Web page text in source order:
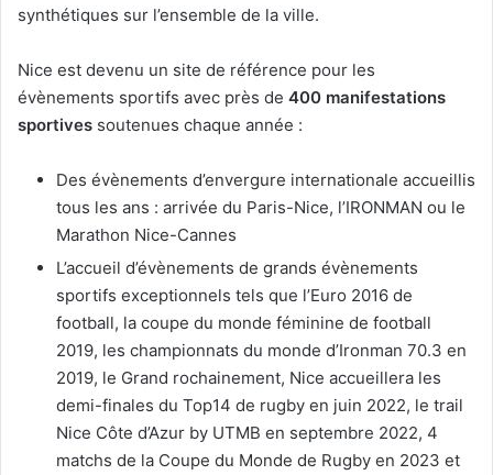
synthétiques sur l’ensemble de la ville.
Nice est devenu un site de référence pour les
évènements sportifs avec près de 400 manifestations
sportives soutenues chaque année :
Des évènements d’envergure internationale accueillis
tous les ans : arrivée du Paris-Nice, l’IRONMAN ou le
Marathon Nice-Cannes
L’accueil d’évènements de grands évènements
sportifs exceptionnels tels que l’Euro 2016 de
football, la coupe du monde féminine de football
2019, les championnats du monde d’Ironman 70.3 en
2019, le Grand rochainement, Nice accueillera les
demi-finales du Top14 de rugby en juin 2022, le trail
Nice Côte d’Azur by UTMB en septembre 2022, 4
matchs de la Coupe du Monde de Rugby en 2023 et